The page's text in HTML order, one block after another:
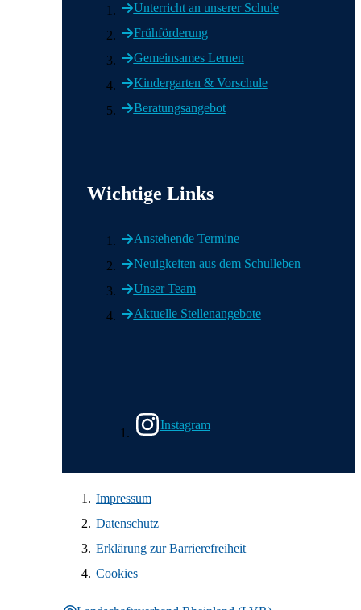
Unterricht an unserer Schule
Frühförderung
Gemeinsames Lernen
Kindergarten & Vorschule
Beratungsangebot
Wichtige Links
Anstehende Termine
Neuigkeiten aus dem Schulleben
Unser Team
Aktuelle Stellenangebote
Instagram
Impressum
Datenschutz
Erklärung zur Barrierefreiheit
Cookies